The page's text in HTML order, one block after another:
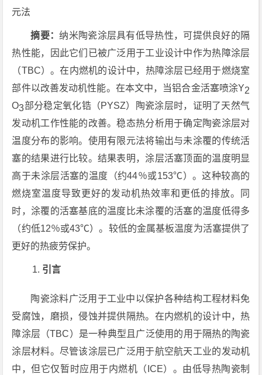
元法
摘要：纳米陶瓷涂层具有低导热性，可提供良好的隔
热性能，因此它们已被广泛用于工业设计中作为热障涂层
（TBC）。在内燃机的设计中，热障涂层已经用于燃烧室
部件以改善发动机性能。在本文中，当铝合金活塞喷涂Y2
O3部分稳定氧化锆（PYSZ）陶瓷涂层时，证明了天然气
发动机工作性能的改善。稳态热分析用于确定陶瓷涂层对
温度分布的影响。使用有限元法将输出与未涂覆的传统活
塞的结果进行比较。结果表明，涂​​层活塞顶面的温度明显
高于未涂层活塞的温度（约44％或153℃）。这种较高的
燃烧室温度导致更好的发动机热效率和更低的排放。同
时，涂覆的活塞基底的温度比未涂覆的活塞的温度低得多
（约低12％或43℃）。较低的金属基板温度为活塞提供了
更好的热疲劳保护。
引言
陶瓷涂料广泛用于工业中以保护各种结构工程材料免
受腐蚀，磨损，侵蚀并提供隔热。在内燃机的设计中，热
障涂层（TBC）是一种典型且广泛使用的用于隔热的陶瓷
涂层材料。尽管该涂层已广泛用于航空航天工业的发动机
中，但它仅暂时应用于内燃机（ICE）。由低导热陶瓷制